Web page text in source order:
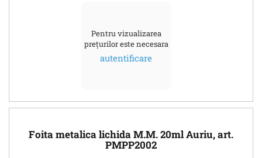
Pentru vizualizarea
prețurilor este necesara
autentificare
Foita metalica lichida M.M. 20ml Auriu, art.
PMPP2002